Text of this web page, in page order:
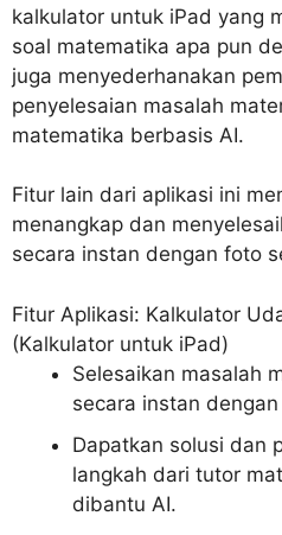
kalkulator untuk iPad yang
soal matematika apa pun
juga menyederhanakan
penyelesaian masalah
matematika berbasis AI.
Fitur lain dari aplikasi ini
menangkap dan
secara instan dengan foto
Fitur Aplikasi: Kalkulator
(Kalkulator untuk iPad)
Selesaikan masalah
secara instan
Dapatkan solusi dan
langkah dari tutor
dibantu AI.